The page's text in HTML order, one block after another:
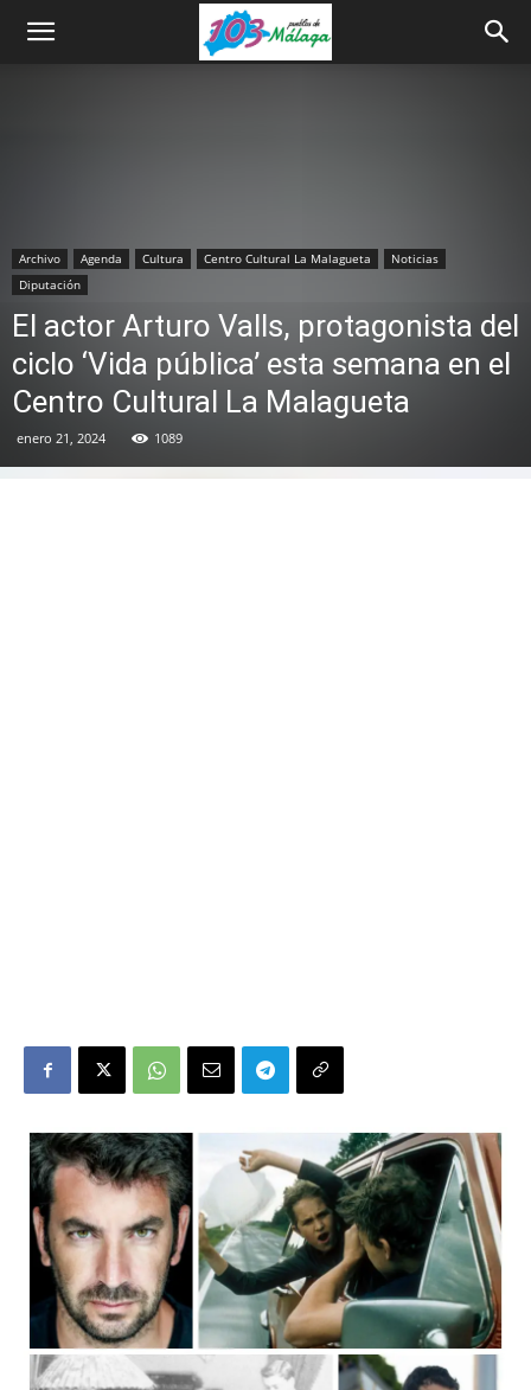
Archivo Agenda Cultura Centro Cultural La Malagueta
Noticias
Diputación
El actor Arturo Valls, protagonista del
ciclo ‘Vida pública’ esta semana en el
Centro Cultural La Malagueta
enero 21, 2024 1089